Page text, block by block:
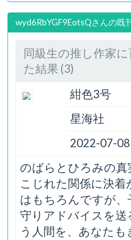
wyd6RbYGF9EotsQさんの既
同級生の推し作家
た結果 (3)
紺色3号
星海社
2022-07-08
のばらとひろみの真
こじれた関係に決着
はもちろんですが
守りアドバイスを送
う人間を、あなた